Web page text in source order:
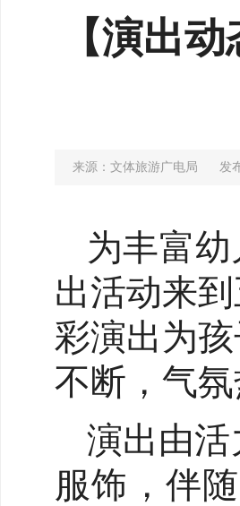
【演出
来源：文体旅游广电局 发
为丰富
出活动来
彩演出为
不断，气
演出由
服饰，伴